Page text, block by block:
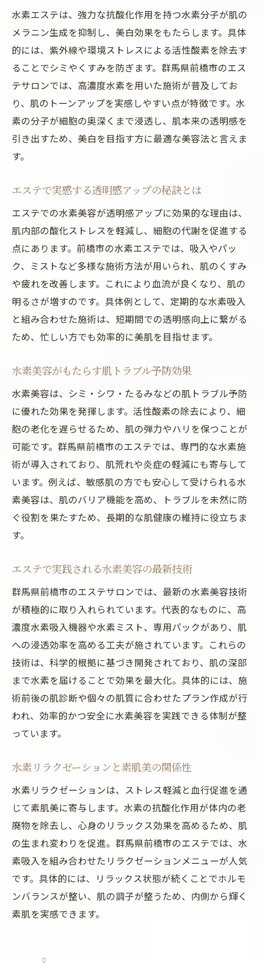
水素エステは、強力な抗酸化作用を持つ水素分子が肌の
メラニン生成を抑制し、美白効果をもたらします。具体
的には、紫外線や環境ストレスによる活性酸素を除去す
ることでシミやくすみを防ぎます。群馬県前橋市のエス
テサロンでは、高濃度水素を用いた施術が普及してお
り、肌のトーンアップを実感しやすい点が特徴です。水
素の分子が細胞の奥深くまで浸透し、肌本来の透明感を
引き出すため、美白を目指す方に最適な美容法と言えま
す。
エステで実感する透明感アップの秘訣とは
エステでの水素美容が透明感アップに効果的な理由は、
肌内部の酸化ストレスを軽減し、細胞の代謝を促進する
点にあります。前橋市の水素エステでは、吸入やパッ
ク、ミストなど多様な施術方法が用いられ、肌のくすみ
や疲れを改善します。これにより血流が良くなり、肌の
明るさが増すのです。具体例として、定期的な水素吸入
と組み合わせた施術は、短期間での透明感向上に繋がる
ため、忙しい方でも効率的に美肌を目指せます。
水素美容がもたらす肌トラブル予防効果
水素美容は、シミ・シワ・たるみなどの肌トラブル予防
に優れた効果を発揮します。活性酸素の除去により、細
胞の老化を遅らせるため、肌の弾力やハリを保つことが
可能です。群馬県前橋市のエステでは、専門的な水素施
術が導入されており、肌荒れや炎症の軽減にも寄与して
います。例えば、敏感肌の方でも安心して受けられる水
素美容は、肌のバリア機能を高め、トラブルを未然に防
ぐ役割を果たすため、長期的な肌健康の維持に役立ちま
す。
エステで実践される水素美容の最新技術
群馬県前橋市のエステサロンでは、最新の水素美容技術
が積極的に取り入れられています。代表的なものに、高
濃度水素吸入機器や水素ミスト、専用パックがあり、肌
への浸透効率を高める工夫が施されています。これらの
技術は、科学的根拠に基づき開発されており、肌の深部
まで水素を届けることで効果を最大化。具体的には、施
術前後の肌診断や個々の肌質に合わせたプラン作成が行
われ、効率的かつ安全に水素美容を実践できる体制が整
っています。
水素リラクゼーションと素肌美の関係性
水素リラクゼーションは、ストレス軽減と血行促進を通
じて素肌美に寄与します。水素の抗酸化作用が体内の老
廃物を除去し、心身のリラックス効果を高めるため、肌
の生まれ変わりを促進。群馬県前橋市のエステでは、水
素吸入を組み合わせたリラクゼーションメニューが人気
です。具体的には、リラックス状態が続くことでホルモ
ンバランスが整い、肌の調子が整うため、内側から輝く
素肌を実感できます。